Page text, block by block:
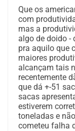
Que os
com
mas a
algo de doido -
pra aquilo que
maiores
alcançam tais
recentemente
que dá +-51
sacas
estiverem
toneladas e
cometeu falha